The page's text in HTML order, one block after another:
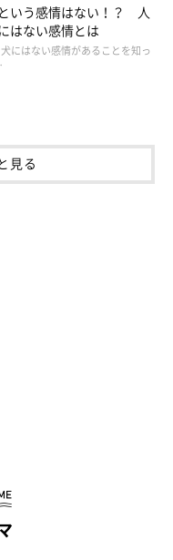
いう感情はない！？ 人
はない感情とは
にはない感情があることを知っ
見る